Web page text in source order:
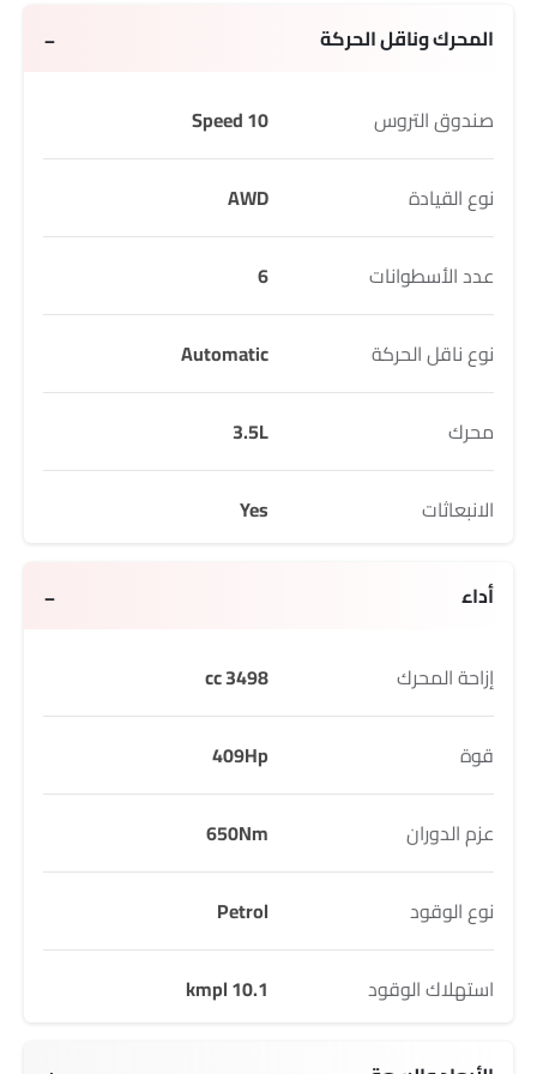
المحرك وناقل الحركة
صندوق التروس 10 Speed
نوع القيادة AWD
عدد الأسطوانات 6
نوع ناقل الحركة Automatic
محرك 3.5L
الانبعاثات Yes
أداء
إزاحة المحرك 3498 cc
قوة 409Hp
عزم الدوران 650Nm
نوع الوقود Petrol
استهلاك الوقود 10.1 kmpl